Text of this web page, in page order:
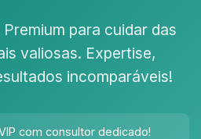
para cuidar das
valiosas. Expertise,
incomparáveis!
com consultor dedicado!